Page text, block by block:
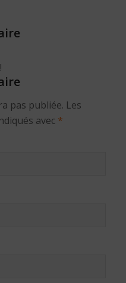
pas publiée. Les
avec *